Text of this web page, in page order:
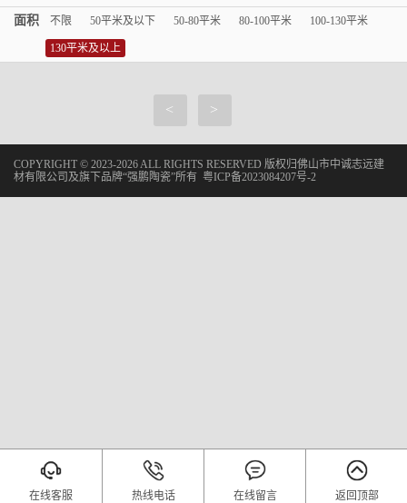
面积 不限 50平米及以下 50-80平米 80-100平米 100-130平米
130平米及以上
< >
COPYRIGHT © 2023-2026 ALL RIGHTS RESERVED 版权归佛山市中诚志远建
材有限公司及旗下品牌“强鹏陶瓷”所有 粤ICP备2023084207号-2
在线客服 热线电话 在线留言 返回顶部